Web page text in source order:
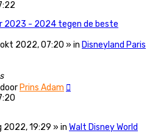
2023 - 2024 tegen de beste
2022, 07:20 » in Disneyland Paris
door Prins Adam
2022, 19:29 » in Walt Disney World